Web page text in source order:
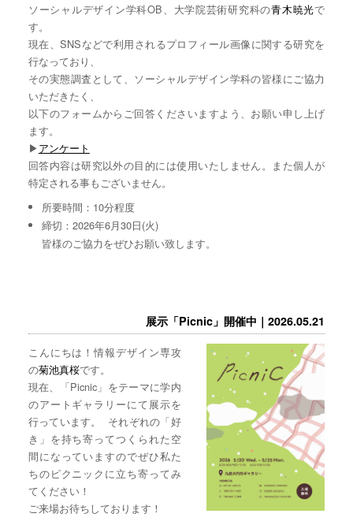
ソーシャルデザイン学科OB、大学院芸術研究科の青木暁光で
す。
現在、SNSなどで利用されるプロフィール画像に関する研究を
行なっており、
その実態調査として、ソーシャルデザイン学科の皆様にご協力
いただきたく、
以下のフォームからご回答くださいますよう、お願い申し上げ
ます。
▶︎アンケート
回答内容は研究以外の目的には使用いたしません。また個人が
特定される事もございません。
所要時間：10分程度
締切：2026年6月30日(火)
皆様のご協力をぜひお願い致します。
展示「Picnic」開催中｜2026.05.21
こんにちは！情報デザイン専攻
の菊池真桜です。
現在、「Picnic」をテーマに学内
のアートギャラリーにて展示を
行っています。 それぞれの「好
き」を持ち寄ってつくられた空
間になっていますのでぜひ私た
ちのピクニックに立ち寄ってみ
てください！
ご来場お待ちしております！